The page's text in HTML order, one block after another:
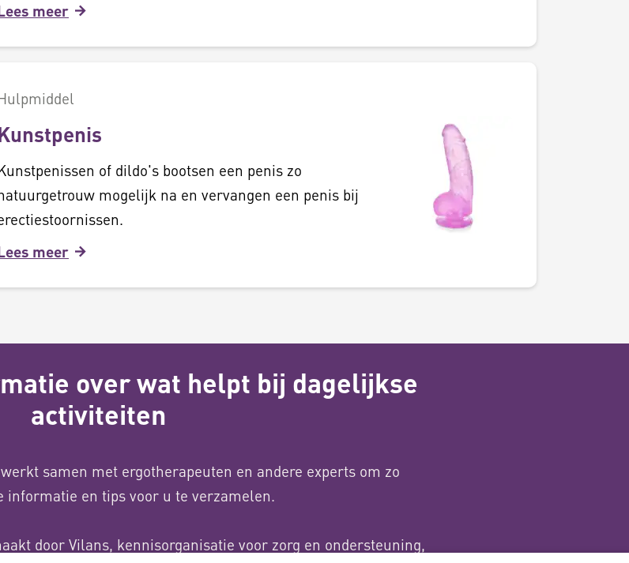
meer
of dildo's bootsen een penis zo
mogelijk na en vervangen een penis bij
meer
over wat helpt bij dagelijkse
activiteiten
samen met ergotherapeuten en andere experts om zo
informatie en tips voor u te verzamelen.
door Vilans, kennisorganisatie voor zorg en ondersteuning,